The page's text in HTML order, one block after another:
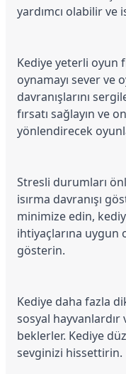
yardımcı olabilir ve
Kediye yeterli oyun
oynamayı sever ve
davranışlarını
fırsatı sağlayın ve
yönlendirecek
Stresli durumları
isırma davranışı
minimize edin,
ihtiyaçlarına uygun
gösterin.
Kediye daha fazla
sosyal
beklerler. Kediye
sevginizi hissettirin.